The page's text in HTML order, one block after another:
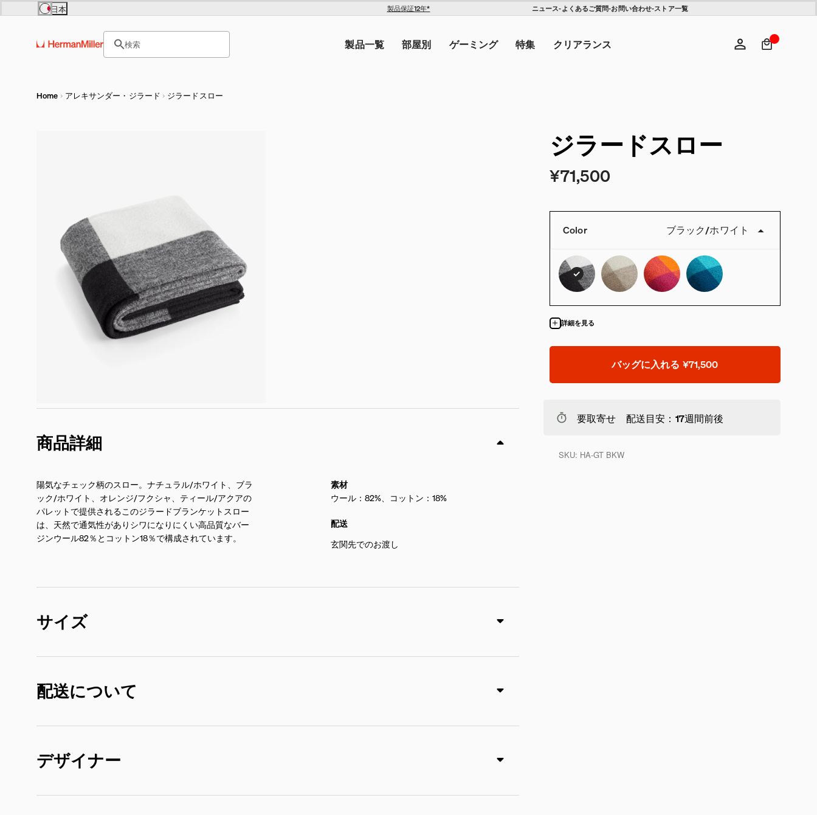
Skip to main content
Europe
United Kingdom (£)
France (€)
Deutschland (€)
Luxembourg (€)
Asia Pacific
India (₹)
The Americas
Canada ($)
日本 製品保証12年* ニュース- よくあるご質問-お問い合わせ-ストア一覧
サイト内検索のためのテキストを入力してください。 検索ヘ
検索
ヘッダー検索ボックスをオープン
製品一覧 部屋別 ゲーミング 特集 クリアランス
Home アレキサンダー・ジラード ジラードスロー
ジラードスロー
¥71,500
Color ブラック/ホワイト
詳細を見る
バッグに入れる ¥71,500
要取寄せ 配送目安：17週間前後
SKU: HA-GT BKW
商品詳細
陽気なチェック柄のスロー。ナチュラル/ホワイト、ブラ
ック/ホワイト、オレンジ/フクシャ、ティール/アクアの
パレットで提供されるこのジラードブランケットスロー
は、天然で通気性がありシワになりにくい高品質なバー
ジンウール82％とコットン18％で構成されています。
素材
ウール：82%、コットン：18%
配送
玄関先でのお渡し
サイズ
配送について
デザイナー